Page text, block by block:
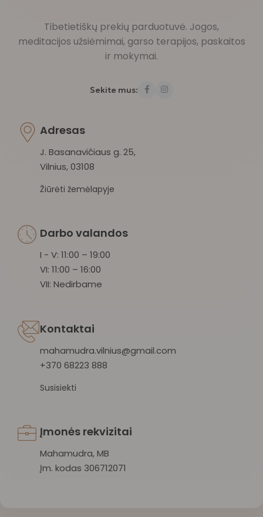
Tibetietiškų prekių parduotuvė. Jogos,
meditacijos užsiėmimai, garso terapijos, paskaitos
ir mokymai.
Sekite mus:
Adresas
J. Basanavičiaus g. 25,
Vilnius, 03108
Žiūrėti žemėlapyje
Darbo valandos
I - V: 11:00 – 19:00
VI: 11:00 – 16:00
VII: Nedirbame
Kontaktai
mahamudra.vilnius@gmail.com
+370 68223 888
Susisiekti
Įmonės rekvizitai
Mahamudra, MB
Įm. kodas 306712071